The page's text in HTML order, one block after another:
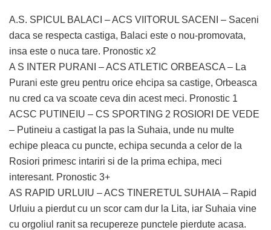
A.S. SPICUL BALACI – ACS VIITORUL SACENI – Saceni
daca se respecta castiga, Balaci este o nou-promovata,
insa este o nuca tare. Pronostic x2
A S INTER PURANI – ACS ATLETIC ORBEASCA – La
Purani este greu pentru orice ehcipa sa castige, Orbeasca
nu cred ca va scoate ceva din acest meci. Pronostic 1
ACSC PUTINEIU – CS SPORTING 2 ROSIORI DE VEDE
– Putineiu a castigat la pas la Suhaia, unde nu multe
echipe pleaca cu puncte, echipa secunda a celor de la
Rosiori primesc intariri si de la prima echipa, meci
interesant. Pronostic 3+
AS RAPID URLUIU – ACS TINERETUL SUHAIA – Rapid
Urluiu a pierdut cu un scor cam dur la Lita, iar Suhaia vine
cu orgoliul ranit sa recupereze punctele pierdute acasa.